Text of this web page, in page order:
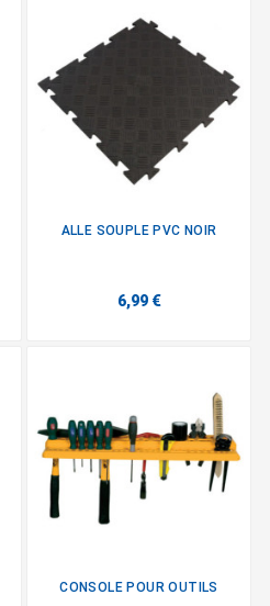
ALLE SOUPLE PVC NOIR
6,99 €
CONSOLE POUR OUTILS